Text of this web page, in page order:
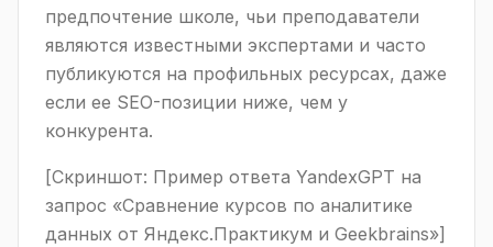
предпочтение школе, чьи преподаватели
являются известными экспертами и часто
публикуются на профильных ресурсах, даже
если ее SEO-позиции ниже, чем у
конкурента.
[Скриншот: Пример ответа YandexGPT на
запрос «Сравнение курсов по аналитике
данных от Яндекс.Практикум и Geekbrains»]